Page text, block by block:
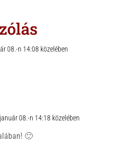
08.-n 14:08 közelében
08.-n 14:18 közelében
🙂